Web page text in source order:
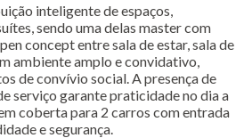
inteligente de espaços,
sendo uma delas master com
concept entre sala de estar, sala de
ambiente amplo e convidativo,
de convívio social. A presença de
serviço garante praticidade no dia a
coberta para 2 carros com entrada
e segurança.